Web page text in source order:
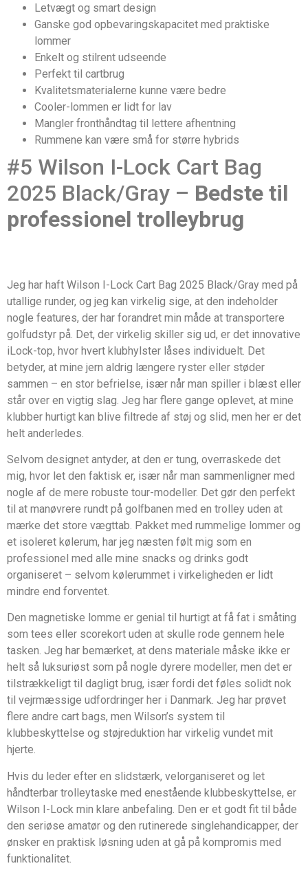
Letvægt og smart design
Ganske god opbevaringskapacitet med praktiske
lommer
Enkelt og stilrent udseende
Perfekt til cartbrug
Kvalitetsmaterialerne kunne være bedre
Cooler-lommen er lidt for lav
Mangler fronthåndtag til lettere afhentning
Rummene kan være små for større hybrids
#5 Wilson I-Lock Cart Bag
2025 Black/Gray – Bedste til
professionel trolleybrug
Jeg har haft Wilson I-Lock Cart Bag 2025 Black/Gray med på
utallige runder, og jeg kan virkelig sige, at den indeholder
nogle features, der har forandret min måde at transportere
golfudstyr på. Det, der virkelig skiller sig ud, er det innovative
iLock-top, hvor hvert klubhylster låses individuelt. Det
betyder, at mine jern aldrig længere ryster eller støder
sammen – en stor befrielse, især når man spiller i blæst eller
står over en vigtig slag. Jeg har flere gange oplevet, at mine
klubber hurtigt kan blive filtrede af støj og slid, men her er det
helt anderledes.
Selvom designet antyder, at den er tung, overraskede det
mig, hvor let den faktisk er, især når man sammenligner med
nogle af de mere robuste tour-modeller. Det gør den perfekt
til at manøvrere rundt på golfbanen med en trolley uden at
mærke det store vægttab. Pakket med rummelige lommer og
et isoleret kølerum, har jeg næsten følt mig som en
professionel med alle mine snacks og drinks godt
organiseret – selvom kølerummet i virkeligheden er lidt
mindre end forventet.
Den magnetiske lomme er genial til hurtigt at få fat i småting
som tees eller scorekort uden at skulle rode gennem hele
tasken. Jeg har bemærket, at dens materiale måske ikke er
helt så luksuriøst som på nogle dyrere modeller, men det er
tilstrækkeligt til dagligt brug, især fordi det føles solidt nok
til vejrmæssige udfordringer her i Danmark. Jeg har prøvet
flere andre cart bags, men Wilson’s system til
klubbeskyttelse og støjreduktion har virkelig vundet mit
hjerte.
Hvis du leder efter en slidstærk, velorganiseret og let
håndterbar trolleytaske med enestående klubbeskyttelse, er
Wilson I-Lock min klare anbefaling. Den er et godt fit til både
den seriøse amatør og den rutinerede singlehandicapper, der
ønsker en praktisk løsning uden at gå på kompromis med
funktionalitet.